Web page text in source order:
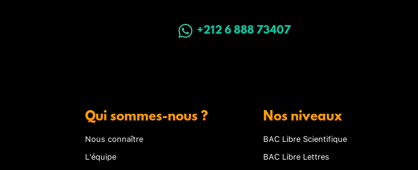
+212 6 888 73407
Qui sommes-nous ?
Nous connaître
L'équipe
Nos niveaux
BAC Libre Scientifique
BAC Libre Lettres